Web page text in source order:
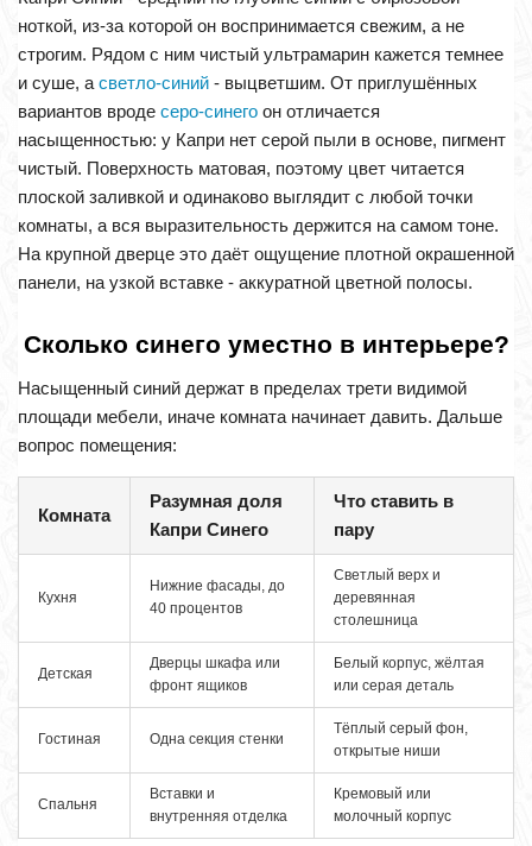
ноткой, из-за которой он воспринимается свежим, а не
строгим. Рядом с ним чистый ультрамарин кажется темнее
и суше, а светло-синий - выцветшим. От приглушённых
вариантов вроде серо-синего он отличается
насыщенностью: у Капри нет серой пыли в основе, пигмент
чистый. Поверхность матовая, поэтому цвет читается
плоской заливкой и одинаково выглядит с любой точки
комнаты, а вся выразительность держится на самом тоне.
На крупной дверце это даёт ощущение плотной окрашенной
панели, на узкой вставке - аккуратной цветной полосы.
Сколько синего уместно в интерьере?
Насыщенный синий держат в пределах трети видимой
площади мебели, иначе комната начинает давить. Дальше
вопрос помещения:
Комната
Разумная доля
Капри Синего
Что ставить в
пару
Кухня
Нижние фасады, до
40 процентов
Светлый верх и
деревянная
столешница
Детская
Дверцы шкафа или
фронт ящиков
Белый корпус, жёлтая
или серая деталь
Гостиная Одна секция стенки
Тёплый серый фон,
открытые ниши
Спальня
Вставки и
внутренняя отделка
Кремовый или
молочный корпус